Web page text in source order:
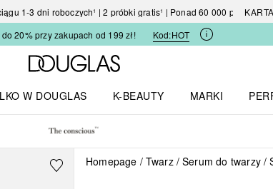
1-3 dni roboczych¹ | 2 próbki gratis¹ | Ponad 60 000 produktów
20% przy zakupach od 199 zł!
Kod:HOT
Strona główna Douglas
W DOUGLAS
K-BEAUTY
MARKI
Homepage Twarz Serum do twarzy